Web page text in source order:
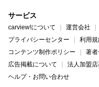
サービス
carview!について 運営会社
プライバシーセンター
利用
コンテンツ制作ポリシー
著
広告掲載について
法人加盟
ヘルプ・お問い合わせ